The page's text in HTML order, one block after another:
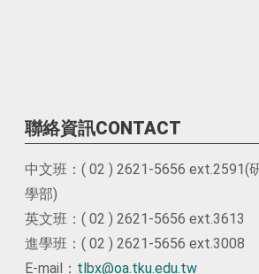
聯絡資訊CONTACT
中文班：( 02 ) 2621-5656 ext.2591(
學部)
英文班：( 02 ) 2621-5656 ext.3613
進學班：( 02 ) 2621-5656 ext.3008
E-mail： tlbx@oa.tku.edu.tw